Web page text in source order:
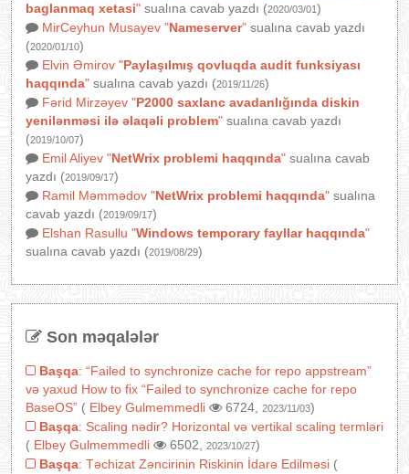
baglanmaq xetasi" sualına cavab yazdı (2020/03/01)
MirCeyhun Musayev "Nameserver" sualına cavab yazdı
(2020/01/10)
Elvin Əmirov "Paylaşılmış qovluqda audit funksiyası
haqqında" sualına cavab yazdı (2019/11/26)
Fərid Mirzəyev "P2000 saxlanc avadanlığında diskin
yenilənməsi ilə əlaqəli problem" sualına cavab yazdı
(2019/10/07)
Emil Aliyev "NetWrix problemi haqqında" sualına cavab
yazdı (2019/09/17)
Ramil Məmmədov "NetWrix problemi haqqında" sualına
cavab yazdı (2019/09/17)
Elshan Rasullu "Windows temporary fayllar haqqında"
sualına cavab yazdı (2019/08/29)
Son məqalələr
Başqa: “Failed to synchronize cache for repo appstream”
və yaxud How to fix “Failed to synchronize cache for repo
BaseOS” ( Elbey Gulmemmedli 6724, 2023/11/03)
Başqa: Scaling nədir? Horizontal və vertikal scaling termləri
( Elbey Gulmemmedli 6502, 2023/10/27)
Başqa: Təchizat Zəncirinin Riskinin İdarə Edilməsi (